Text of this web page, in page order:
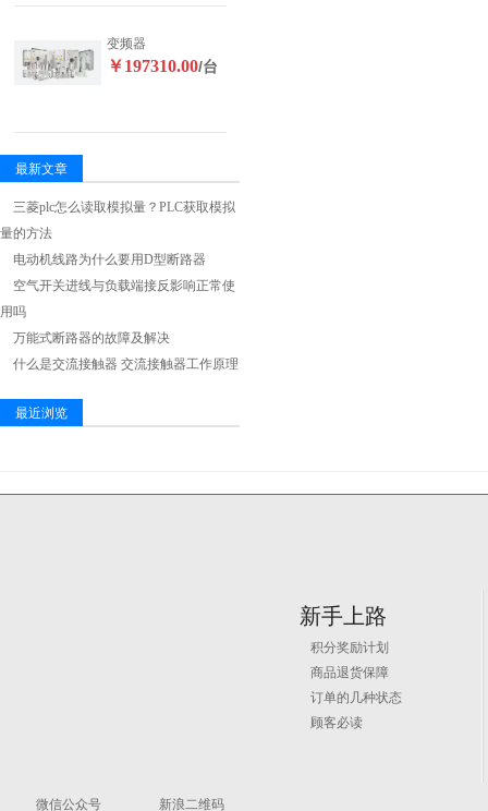
变频器
￥197310.00/台
最新文章
三菱plc怎么读取模拟量？PLC获取模拟
量的方法
电动机线路为什么要用D型断路器
空气开关进线与负载端接反影响正常使
用吗
万能式断路器的故障及解决
什么是交流接触器 交流接触器工作原理
最近浏览
微信公众号 新浪二维码
新手上路
积分奖励计划
商品退货保障
订单的几种状态
顾客必读
微信订购